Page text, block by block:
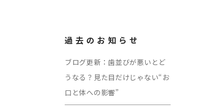
過去のお知らせ
ブログ更新：歯並びが悪いとど
うなる？見た目だけじゃない“お
口と体への影響”